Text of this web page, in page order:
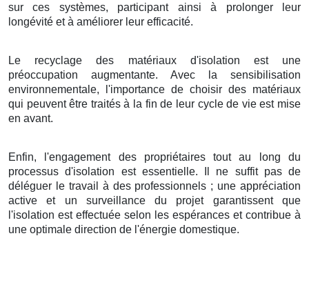
sur ces systèmes, participant ainsi à prolonger leur
longévité et à améliorer leur efficacité.
Le recyclage des matériaux d'isolation est une
préoccupation augmentante. Avec la sensibilisation
environnementale, l'importance de choisir des matériaux
qui peuvent être traités à la fin de leur cycle de vie est mise
en avant.
Enfin, l'engagement des propriétaires tout au long du
processus d'isolation est essentielle. Il ne suffit pas de
déléguer le travail à des professionnels ; une appréciation
active et un surveillance du projet garantissent que
l'isolation est effectuée selon les espérances et contribue à
une optimale direction de l'énergie domestique.